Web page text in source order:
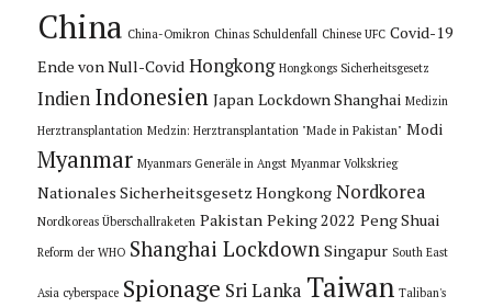
China China-Omikron Chinas Schuldenfall Chinese UFC Covid-19
Ende von Null-Covid Hongkong Hongkongs Sicherheitsgesetz
Indien Indonesien Japan Lockdown Shanghai Medizin
Herztransplantation Medzin: Herztransplantation "Made in Pakistan" Modi
Myanmar Myanmars Generäle in Angst Myanmar Volkskrieg
Nationales Sicherheitsgesetz Hongkong Nordkorea
Nordkoreas Überschallraketen Pakistan Peking 2022 Peng Shuai
Reform der WHO Shanghai Lockdown Singapur South East
Asia cyberspace Spionage Sri Lanka Taiwan Taliban's